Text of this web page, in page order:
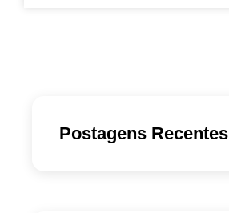
Postagens Recentes